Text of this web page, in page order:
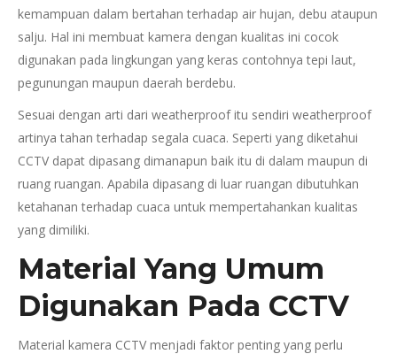
kemampuan dalam bertahan terhadap air hujan, debu ataupun
salju. Hal ini membuat kamera dengan kualitas ini cocok
digunakan pada lingkungan yang keras contohnya tepi laut,
pegunungan maupun daerah berdebu.
Sesuai dengan arti dari weatherproof itu sendiri weatherproof
artinya tahan terhadap segala cuaca. Seperti yang diketahui
CCTV dapat dipasang dimanapun baik itu di dalam maupun di
ruang ruangan. Apabila dipasang di luar ruangan dibutuhkan
ketahanan terhadap cuaca untuk mempertahankan kualitas
yang dimiliki.
Material Yang Umum
Digunakan Pada CCTV
Material kamera CCTV menjadi faktor penting yang perlu